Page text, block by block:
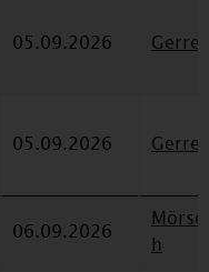
05.09.2026
05.09.2026
06.09.2026
h